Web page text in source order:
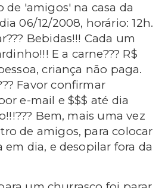
de 'amigos' na casa da
06/12/2008, horário: 12h.
Bebidas!!! Cada um
E a carne??? R$
criança não paga.
Favor confirmar
e-mail e $$$ até dia
Bem, mais uma vez
de amigos, para colocar
em dia, e desopilar fora da